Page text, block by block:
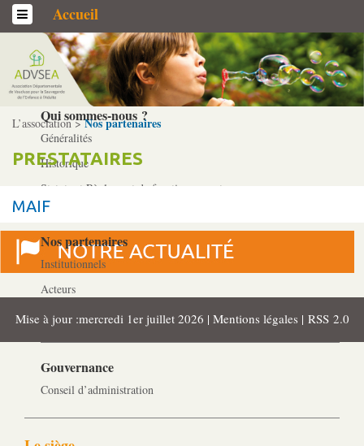
Accueil
L’association
Qui sommes-­nous ?
Généralités
Historique
Statuts et Règlement de fonctionnement
Nos partenaires
Institutionnels
Acteurs
Professionnels
Gouvernance
Conseil d’administration
L’association >Nos partenaires
PRESTATAIRES
MAIF
Mise à jour :mercredi 1er juillet 2026 | Mentions légales | RSS 2.0